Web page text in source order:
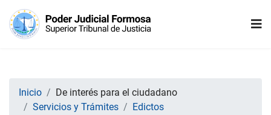
Inicio
De interés para el ciudadano
Servicios y Trámites
Edictos